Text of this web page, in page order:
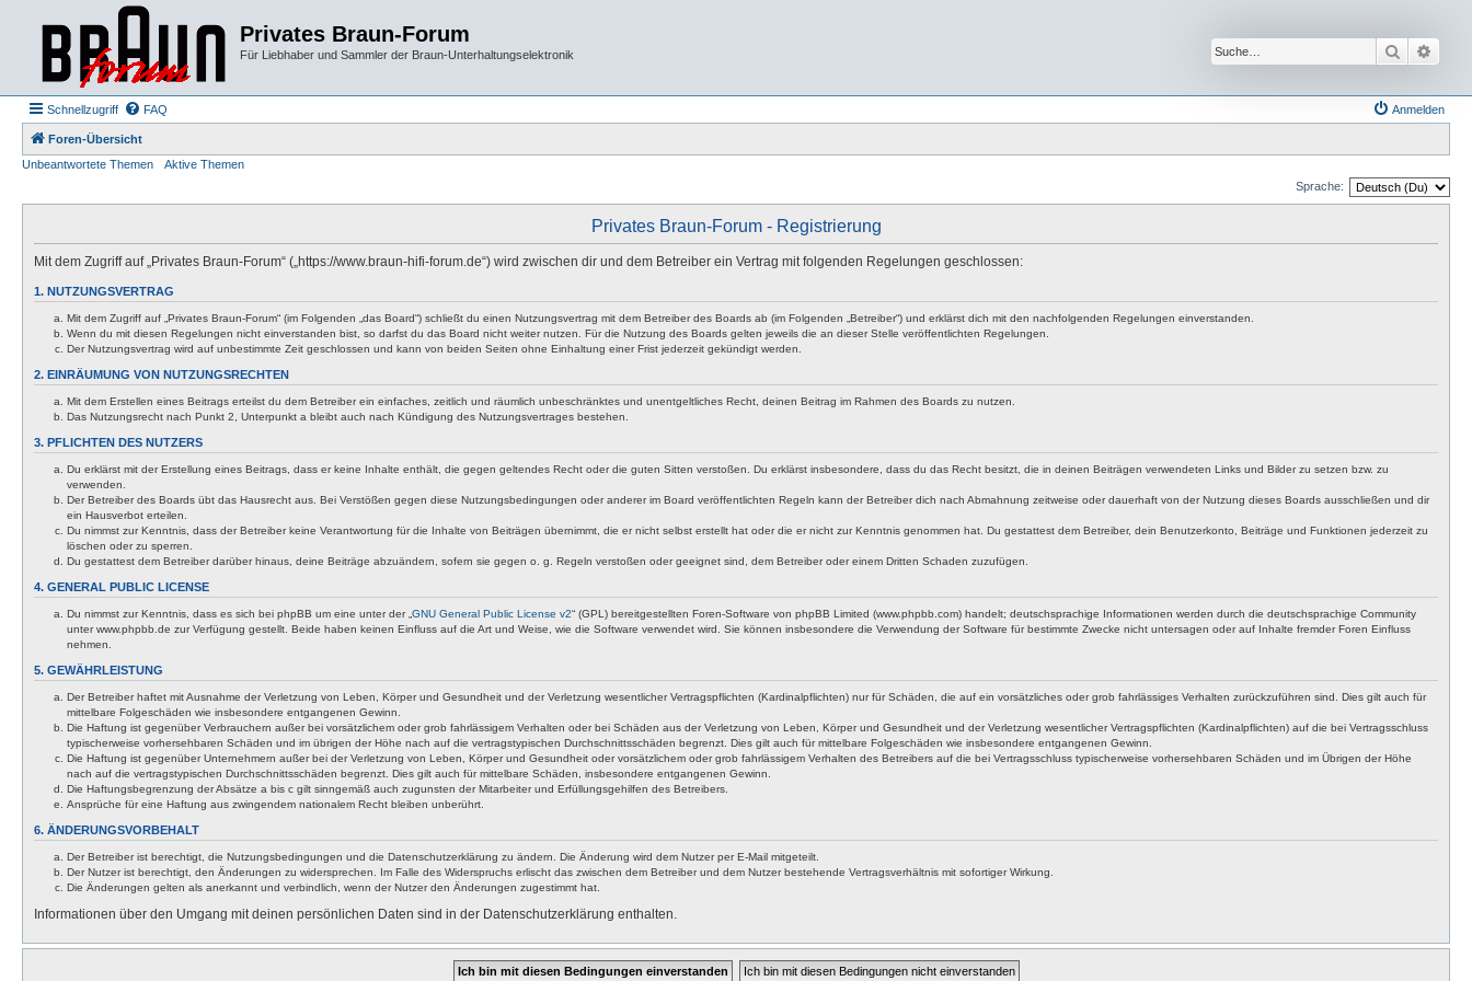
Privates Braun-Forum
Für Liebhaber und Sammler der Braun-Unterhaltungselektronik Suche
Schnellzugriff FAQ Anmelden
Foren-Übersicht
Unbeantwortete Themen
Aktive Themen
Sprache:
Privates Braun-Forum - Registrierung
Mit dem Zugriff auf „Privates Braun-Forum“ („https://www.braun-hifi-forum.de“) wird zwischen dir und dem Betreiber ein Vertrag mit folgenden Regelungen geschlossen:
1. NUTZUNGSVERTRAG
Mit dem Zugriff auf „Privates Braun-Forum“ (im Folgenden „das Board“) schließt du einen Nutzungsvertrag mit dem Betreiber des Boards ab (im Folgenden „Betreiber“) und erklärst dich mit den nachfolgenden Regelungen einverstanden.
Wenn du mit diesen Regelungen nicht einverstanden bist, so darfst du das Board nicht weiter nutzen. Für die Nutzung des Boards gelten jeweils die an dieser Stelle veröffentlichten Regelungen.
Der Nutzungsvertrag wird auf unbestimmte Zeit geschlossen und kann von beiden Seiten ohne Einhaltung einer Frist jederzeit gekündigt werden.
2. EINRÄUMUNG VON NUTZUNGSRECHTEN
Mit dem Erstellen eines Beitrags erteilst du dem Betreiber ein einfaches, zeitlich und räumlich unbeschränktes und unentgeltliches Recht, deinen Beitrag im Rahmen des Boards zu nutzen.
Das Nutzungsrecht nach Punkt 2, Unterpunkt a bleibt auch nach Kündigung des Nutzungsvertrages bestehen.
3. PFLICHTEN DES NUTZERS
Du erklärst mit der Erstellung eines Beitrags, dass er keine Inhalte enthält, die gegen geltendes Recht oder die guten Sitten verstoßen. Du erklärst insbesondere, dass du das Recht besitzt, die in deinen Beiträgen verwendeten Links und Bilder zu setzen bzw. zu
verwenden.
Der Betreiber des Boards übt das Hausrecht aus. Bei Verstößen gegen diese Nutzungsbedingungen oder anderer im Board veröffentlichten Regeln kann der Betreiber dich nach Abmahnung zeitweise oder dauerhaft von der Nutzung dieses Boards ausschließen und dir
ein Hausverbot erteilen.
Du nimmst zur Kenntnis, dass der Betreiber keine Verantwortung für die Inhalte von Beiträgen übernimmt, die er nicht selbst erstellt hat oder die er nicht zur Kenntnis genommen hat. Du gestattest dem Betreiber, dein Benutzerkonto, Beiträge und Funktionen jederzeit zu
löschen oder zu sperren.
Du gestattest dem Betreiber darüber hinaus, deine Beiträge abzuändern, sofern sie gegen o. g. Regeln verstoßen oder geeignet sind, dem Betreiber oder einem Dritten Schaden zuzufügen.
4. GENERAL PUBLIC LICENSE
Du nimmst zur Kenntnis, dass es sich bei phpBB um eine unter der „ GNU General Public License v2“ (GPL) bereitgestellten Foren-Software von phpBB Limited (www.phpbb.com) handelt; deutschsprachige Informationen werden durch die deutschsprachige Community
unter www.phpbb.de zur Verfügung gestellt. Beide haben keinen Einfluss auf die Art und Weise, wie die Software verwendet wird. Sie können insbesondere die Verwendung der Software für bestimmte Zwecke nicht untersagen oder auf Inhalte fremder Foren Einfluss
nehmen.
5. GEWÄHRLEISTUNG
Der Betreiber haftet mit Ausnahme der Verletzung von Leben, Körper und Gesundheit und der Verletzung wesentlicher Vertragspflichten (Kardinalpflichten) nur für Schäden, die auf ein vorsätzliches oder grob fahrlässiges Verhalten zurückzuführen sind. Dies gilt auch für
mittelbare Folgeschäden wie insbesondere entgangenen Gewinn.
Die Haftung ist gegenüber Verbrauchern außer bei vorsätzlichem oder grob fahrlässigem Verhalten oder bei Schäden aus der Verletzung von Leben, Körper und Gesundheit und der Verletzung wesentlicher Vertragspflichten (Kardinalpflichten) auf die bei Vertragsschluss
typischerweise vorhersehbaren Schäden und im übrigen der Höhe nach auf die vertragstypischen Durchschnittsschäden begrenzt. Dies gilt auch für mittelbare Folgeschäden wie insbesondere entgangenen Gewinn.
Die Haftung ist gegenüber Unternehmern außer bei der Verletzung von Leben, Körper und Gesundheit oder vorsätzlichem oder grob fahrlässigem Verhalten des Betreibers auf die bei Vertragsschluss typischerweise vorhersehbaren Schäden und im Übrigen der Höhe
nach auf die vertragstypischen Durchschnittsschäden begrenzt. Dies gilt auch für mittelbare Schäden, insbesondere entgangenen Gewinn.
Die Haftungsbegrenzung der Absätze a bis c gilt sinngemäß auch zugunsten der Mitarbeiter und Erfüllungsgehilfen des Betreibers.
Ansprüche für eine Haftung aus zwingendem nationalem Recht bleiben unberührt.
6. ÄNDERUNGSVORBEHALT
Der Betreiber ist berechtigt, die Nutzungsbedingungen und die Datenschutzerklärung zu ändern. Die Änderung wird dem Nutzer per E-Mail mitgeteilt.
Der Nutzer ist berechtigt, den Änderungen zu widersprechen. Im Falle des Widerspruchs erlischt das zwischen dem Betreiber und dem Nutzer bestehende Vertragsverhältnis mit sofortiger Wirkung.
Die Änderungen gelten als anerkannt und verbindlich, wenn der Nutzer den Änderungen zugestimmt hat.
Informationen über den Umgang mit deinen persönlichen Daten sind in der Datenschutzerklärung enthalten.